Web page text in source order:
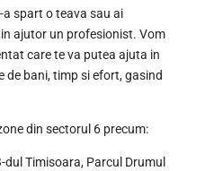
a spart o teava sau ai
ajutor un profesionist. Vom
care te va putea ajuta in
bani, timp si efort, gasind
din sectorul 6 precum:
dul Timisoara, Parcul Drumul